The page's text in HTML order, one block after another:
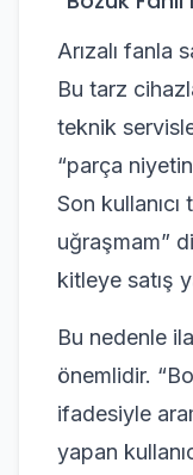
Arızalı fanla
Bu tarz
teknik
“parça
Son kullanıcı
uğraşmam”
kitleye satış
Bu nedenle
önemlidir.
ifadesiyle
yapan